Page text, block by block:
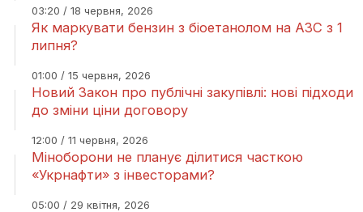
03:20 / 18 червня, 2026
Як маркувати бензин з біоетанолом на АЗС з 1
липня?
01:00 / 15 червня, 2026
Новий Закон про публічні закупівлі: нові підходи
до зміни ціни договору
12:00 / 11 червня, 2026
Міноборони не планує ділитися часткою
«Укрнафти» з інвесторами?
05:00 / 29 квітня, 2026